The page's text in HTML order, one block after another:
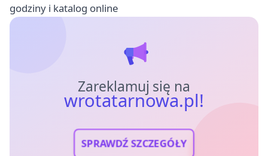
godziny i katalog online
Zareklamuj się na
wrotatarnowa.pl!
SPRAWDŹ SZCZEGÓŁY